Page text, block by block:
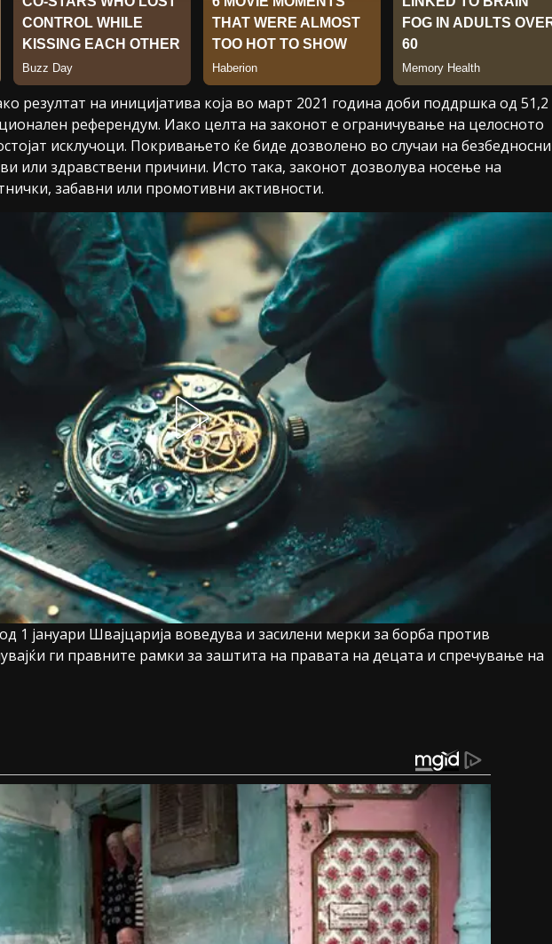
резултат на иницијатива која во март 2021 година доби поддршка од 51,2
референдум. Иако целта на законот е ограничување на целосното
исклучоци. Покривањето ќе биде дозволено во случаи на безбедносни
или здравствени причини. Исто така, законот дозволува носење на
забавни или промотивни активности.
1 јануари Швајцарија воведува и засилени мерки за борба против
ги правните рамки за заштита на правата на децата и спречување на